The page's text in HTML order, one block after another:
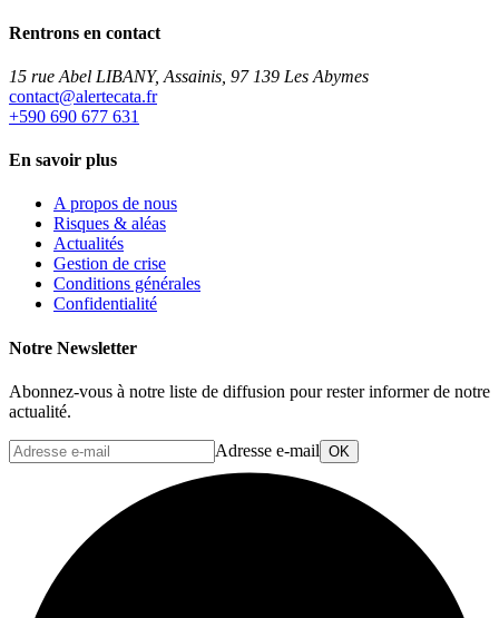
Rentrons en contact
15 rue Abel LIBANY, Assainis, 97 139 Les Abymes
rf.atacetrela@tcatnoc
+590 690 677 631
En savoir plus
A propos de nous
Risques & aléas
Actualités
Gestion de crise
Conditions générales
Confidentialité
Notre Newsletter
Abonnez-vous à notre liste de diffusion pour rester informer de notre
actualité.
Adresse e-mail